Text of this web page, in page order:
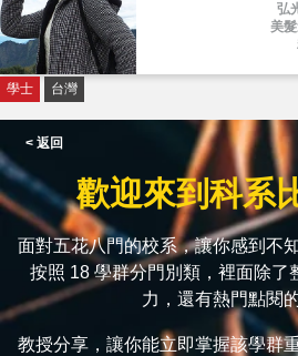
弘
美
學士 台灣
< 返回
歡迎來到科系
面對五花八門的校系，讓你感到不
按照 18 學群分門別類，裡面除了
力，還有熱門點閱
教授分享，讓你能立即掌握該學群